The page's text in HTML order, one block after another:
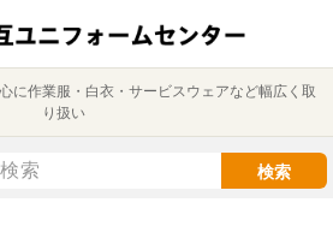
に作業服・白衣・サービスウェアなど幅広く取
り扱い
検索